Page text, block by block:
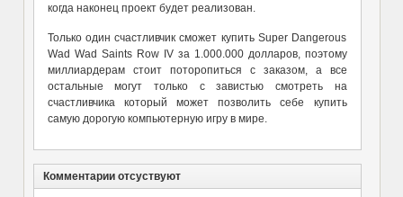
когда наконец проект будет реализован.
Только один счастливчик сможет купить Super Dangerous
Wad Wad Saints Row IV за 1.000.000 долларов, поэтому
миллиардерам стоит поторопиться с заказом, а все
остальные могут только с завистью смотреть на
счастливчика который может позволить себе купить
самую дорогую компьютерную игру в мире.
Комментарии отсуствуют